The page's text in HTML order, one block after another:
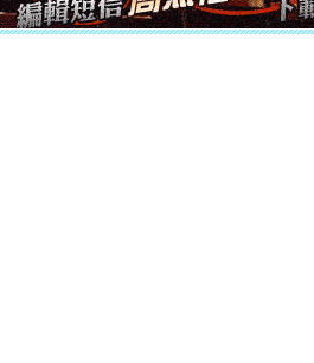
[元旦]当我狠下心扭
泣，这痛楚让我明